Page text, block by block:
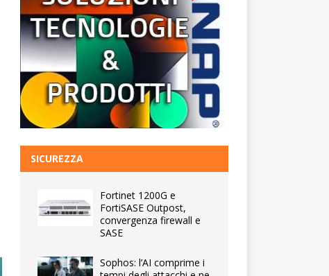
SICUREZZA
Fortinet 1200G e
FortiSASE Outpost,
convergenza firewall e
SASE
Sophos: l’AI comprime i